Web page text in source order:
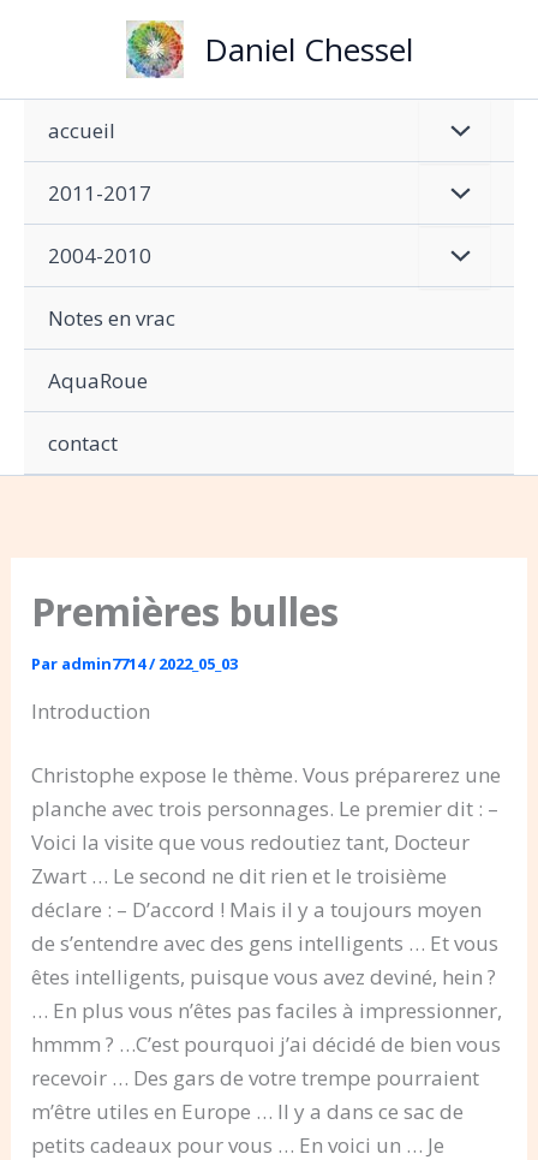
Daniel Chessel
accueil
2011-2017
2004-2010
Notes en vrac
AquaRoue
contact
Premières bulles
Par admin7714/2022_05_03
Introduction
Christophe expose le thème. Vous préparerez une
planche avec trois personnages. Le premier dit : –
Voici la visite que vous redoutiez tant, Docteur
Zwart … Le second ne dit rien et le troisième
déclare : – D’accord ! Mais il y a toujours moyen
de s’entendre avec des gens intelligents … Et vous
êtes intelligents, puisque vous avez deviné, hein ?
… En plus vous n’êtes pas faciles à impressionner,
hmmm ? …C’est pourquoi j’ai décidé de bien vous
recevoir … Des gars de votre trempe pourraient
m’être utiles en Europe … Il y a dans ce sac de
petits cadeaux pour vous … En voici un … Je